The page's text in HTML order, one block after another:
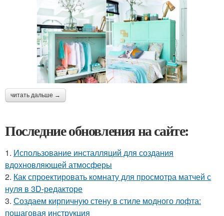
читать дальше →
Последние обновления на сайте:
1. Использование инсталляций для создания
вдохновляющей атмосферы
2. Как спроектировать комнату для просмотра матчей с
нуля в 3D-редакторе
3. Создаем кирпичную стену в стиле модного лофта:
пошаговая инструкция